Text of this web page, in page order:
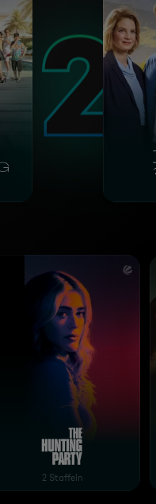
Hunting Party - Die
2 Staffeln